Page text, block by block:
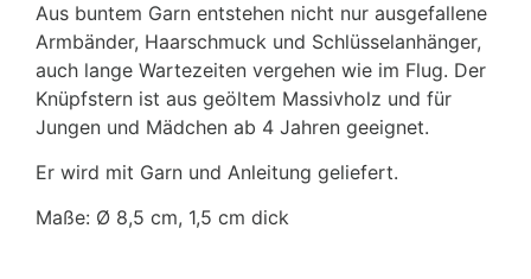
Aus buntem Garn entstehen nicht nur ausgefallene
Armbänder, Haarschmuck und Schlüsselanhänger,
auch lange Wartezeiten vergehen wie im Flug. Der
Knüpfstern ist aus geöltem Massivholz und für
Jungen und Mädchen ab 4 Jahren geeignet.
Er wird mit Garn und Anleitung geliefert.
Maße: Ø 8,5 cm, 1,5 cm dick